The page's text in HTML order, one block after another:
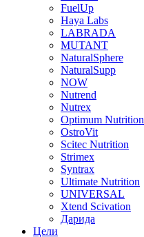
FuelUp
Haya Labs
LABRADA
MUTANT
NaturalSphere
NaturalSupp
NOW
Nutrend
Nutrex
Optimum Nutrition
OstroVit
Scitec Nutrition
Strimex
Syntrax
Ultimate Nutrition
UNIVERSAL
Xtend Scivation
Дарида
Цели